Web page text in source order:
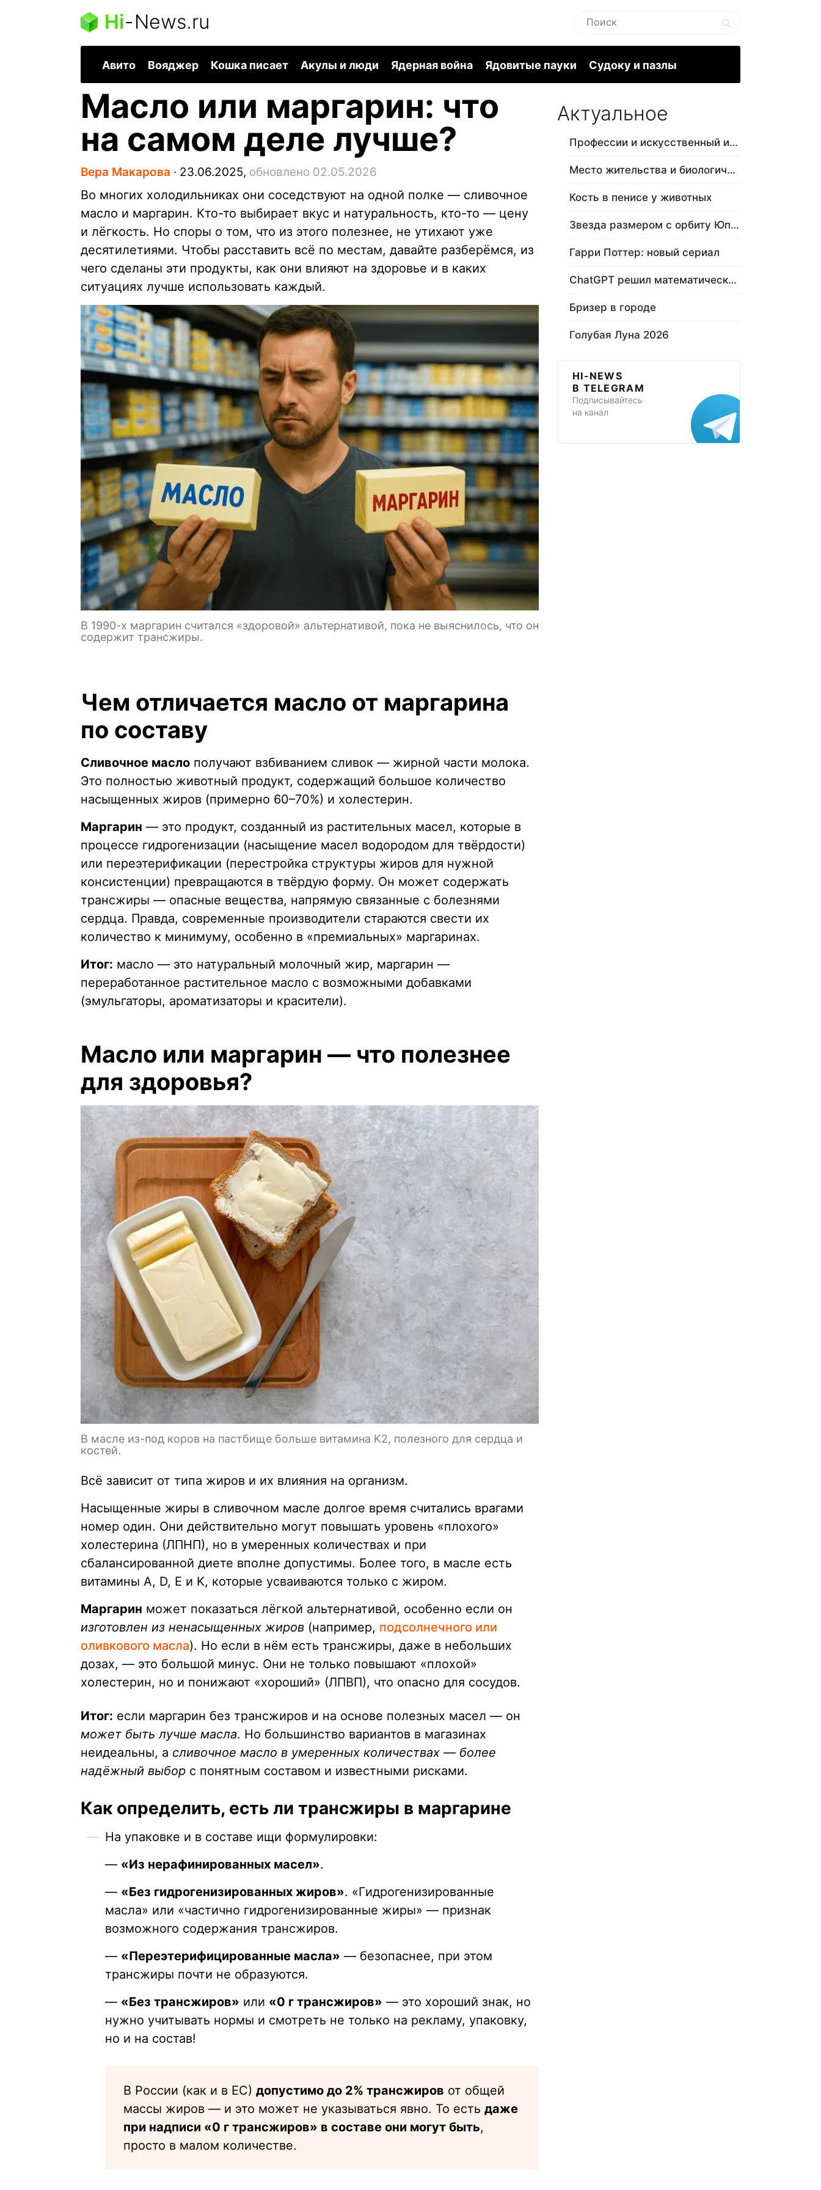
Hi-News.ru
Авито Вояджер Кошка писает Акулы и люди Ядерная война Ядовитые пауки Судоку и пазлы
Масло или маргарин: что
на самом деле лучше?
Вера Макарова ∙ 23.06.2025, обновлено 02.05.2026
Во многих холодильниках они соседствуют на одной полке — сливочное
масло и маргарин. Кто-то выбирает вкус и натуральность, кто-то — цену
и лёгкость. Но споры о том, что из этого полезнее, не утихают уже
десятилетиями. Чтобы расставить всё по местам, давайте разберёмся, из
чего сделаны эти продукты, как они влияют на здоровье и в каких
ситуациях лучше использовать каждый.
В 1990-х маргарин считался «здоровой» альтернативой, пока не выяснилось, что он
содержит трансжиры.
Чем отличается масло от маргарина
по составу
Сливочное масло получают взбиванием сливок — жирной части молока.
Это полностью животный продукт, содержащий большое количество
насыщенных жиров (примерно 60–70%) и холестерин.
Маргарин — это продукт, созданный из растительных масел, которые в
процессе гидрогенизации (насыщение масел водородом для твёрдости)
или переэтерификации (перестройка структуры жиров для нужной
консистенции) превращаются в твёрдую форму. Он может содержать
трансжиры — опасные вещества, напрямую связанные с болезнями
сердца. Правда, современные производители стараются свести их
количество к минимуму, особенно в «премиальных» маргаринах.
Итог: масло — это натуральный молочный жир, маргарин —
переработанное растительное масло с возможными добавками
(эмульгаторы, ароматизаторы и красители).
Масло или маргарин — что полезнее
для здоровья?
В масле из-под коров на пастбище больше витамина K2, полезного для сердца и
костей.
Всё зависит от типа жиров и их влияния на организм.
Насыщенные жиры в сливочном масле долгое время считались врагами
номер один. Они действительно могут повышать уровень «плохого»
холестерина (ЛПНП), но в умеренных количествах и при
сбалансированной диете вполне допустимы. Более того, в масле есть
витамины A, D, E и K, которые усваиваются только с жиром.
Маргарин может показаться лёгкой альтернативой, особенно если он
изготовлен из ненасыщенных жиров (например, подсолнечного или
оливкового масла). Но если в нём есть трансжиры, даже в небольших
дозах, — это большой минус. Они не только повышают «плохой»
холестерин, но и понижают «хороший» (ЛПВП), что опасно для сосудов.
Итог: если маргарин без трансжиров и на основе полезных масел — он
может быть лучше масла. Но большинство вариантов в магазинах
неидеальны, а сливочное масло в умеренных количествах — более
надёжный выбор с понятным составом и известными рисками.
Как определить, есть ли трансжиры в маргарине
На упаковке и в составе ищи формулировки:
— «Из нерафинированных масел».
— «Без гидрогенизированных жиров». «Гидрогенизированные
масла» или «частично гидрогенизированные жиры» — признак
возможного содержания трансжиров.
— «Переэтерифицированные масла» — безопаснее, при этом
трансжиры почти не образуются.
— «Без трансжиров» или «0 г трансжиров» — это хороший знак, но
нужно учитывать нормы и смотреть не только на рекламу, упаковку,
но и на состав!
В России (как и в ЕС) допустимо до 2% трансжиров от общей
массы жиров — и это может не указываться явно. То есть даже
при надписи «0 г трансжиров» в составе они могут быть,
просто в малом количестве.
Актуальное
Профессии и искусственный интеллект
Место жительства и биологический в…
Кость в пенисе у животных
Звезда размером с орбиту Юпитера
Гарри Поттер: новый сериал
ChatGPT решил математическую задачу
Бризер в городе
Голубая Луна 2026
HI-NEWS
В TELEGRAM
Подписывайтесь
на канал